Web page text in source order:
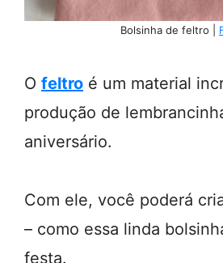
Bolsinha de feltro |
O feltro é um material
produção de
aniversário.
Com ele, você poderá
– como essa linda
festa.